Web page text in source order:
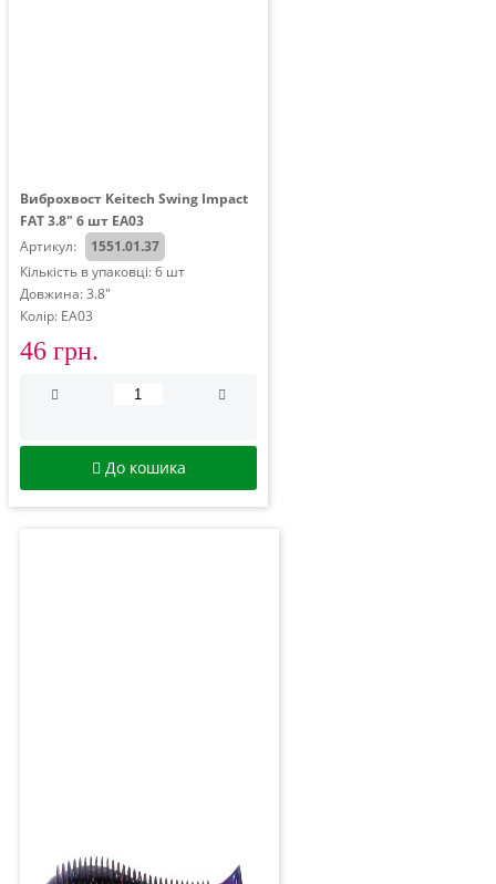
Виброхвост Keitech Swing Impact
FAT 3.8" 6 шт EA03
Артикул:
1551.01.37
Кількість в упаковці: 6 шт
Довжина: 3.8"
Колір: EA03
46 грн.
До кошика